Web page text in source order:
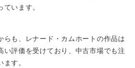
います。
らも、レナード・カムホートの作品は
い評価を受けており、中古市場でも注
す。